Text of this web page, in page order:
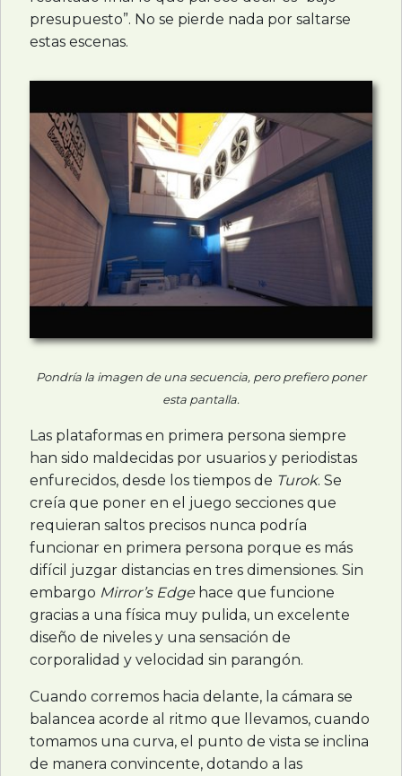
presupuesto”. No se pierde nada por saltarse
estas escenas.
Pondría la imagen de una secuencia, pero prefiero poner
esta pantalla.
Las plataformas en primera persona siempre
han sido maldecidas por usuarios y periodistas
enfurecidos, desde los tiempos de Turok. Se
creía que poner en el juego secciones que
requieran saltos precisos nunca podría
funcionar en primera persona porque es más
difícil juzgar distancias en tres dimensiones. Sin
embargo Mirror’s Edge hace que funcione
gracias a una física muy pulida, un excelente
diseño de niveles y una sensación de
corporalidad y velocidad sin parangón.
Cuando corremos hacia delante, la cámara se
balancea acorde al ritmo que llevamos, cuando
tomamos una curva, el punto de vista se inclina
de manera convincente, dotando a las